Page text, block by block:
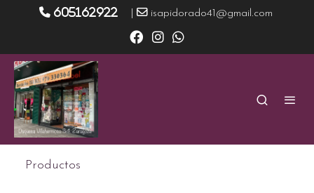
605162922 isapidorado41@gmail.com
Productos